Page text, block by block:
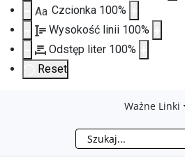
Aa Czcionka 100%
Wysokość linii 100%
Odstęp liter 100%
Reset
Ważne Linki
Szukaj